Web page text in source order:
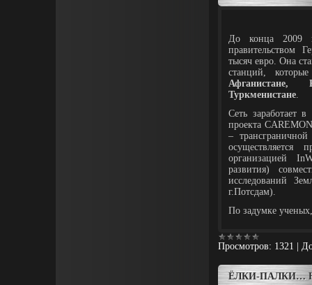
До конца
правительством
тысяч евро. Она
станций,
Афганистане,
Туркменистане.
Сеть заработает
проекта
–
организацией
развития)
исследований
г.Потсдам).
По задумке
Просмотров: 1321
ЁЛКИ-ПАЛКИ…